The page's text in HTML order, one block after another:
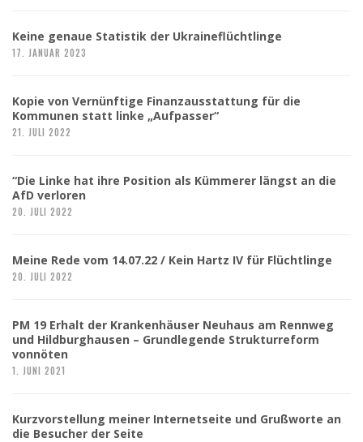
Keine genaue Statistik der Ukraineflüchtlinge
17. JANUAR 2023
Kopie von Vernünftige Finanzausstattung für die
Kommunen statt linke „Aufpasser“
21. JULI 2022
“Die Linke hat ihre Position als Kümmerer längst an die
AfD verloren
20. JULI 2022
Meine Rede vom 14.07.22 / Kein Hartz IV für Flüchtlinge
20. JULI 2022
PM 19 Erhalt der Krankenhäuser Neuhaus am Rennweg
und Hildburghausen – Grundlegende Strukturreform
vonnöten
1. JUNI 2021
Kurzvorstellung meiner Internetseite und Grußworte an
die Besucher der Seite